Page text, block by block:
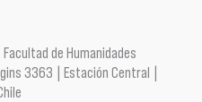
de Humanidades
3363 | Estación Central |